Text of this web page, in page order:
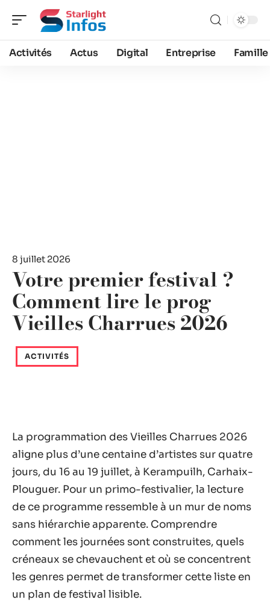
Activités Actus Digital Entreprise Famille
8 juillet 2026
Votre premier festival ?
Comment lire le prog
Vieilles Charrues 2026
ACTIVITÉS
La programmation des Vieilles Charrues 2026
aligne plus d’une centaine d’artistes sur quatre
jours, du 16 au 19 juillet, à Kerampuilh, Carhaix-
Plouguer. Pour un primo-festivalier, la lecture
de ce programme ressemble à un mur de noms
sans hiérarchie apparente. Comprendre
comment les journées sont construites, quels
créneaux se chevauchent et où se concentrent
les genres permet de transformer cette liste en
un plan de festival lisible.